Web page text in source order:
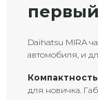
Daihatsu MIRA
автомобиля, и
для новичка.